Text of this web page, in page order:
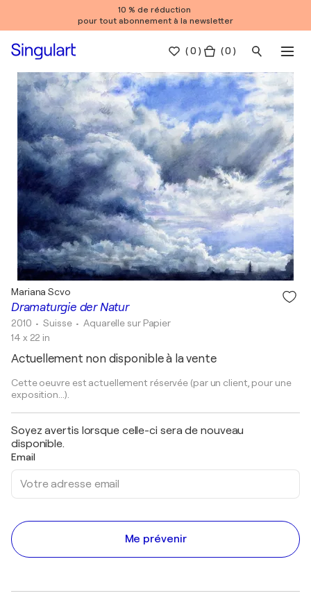
10 % de réduction
pour tout abonnement à la newsletter
(0 ) ( 0 )
Dramaturgie der Natur
Mariana Scvo
2010 • Suisse •Aquarelle sur Papier
14 x 22 in
Actuellement non disponible à la vente
Cette oeuvre est actuellement réservée (par un client, pour une
exposition...).
Soyez avertis lorsque celle-ci sera de nouveau
disponible.
Email
Me prévenir